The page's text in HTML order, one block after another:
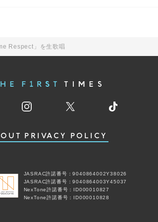
Respect」を生歌唱
PRIVACY POLICY
JASRAC許諾番号：9040864002Y38026
JASRAC許諾番号：9040864003Y45037
NexTone許諾番号：ID000010827
NexTone許諾番号：ID000010828